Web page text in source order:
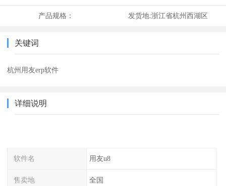
产品规格： 发货地:浙江省杭州西湖区
关键词
杭州用友erp软件
详细说明
软件名 用友u8
售卖地 全国